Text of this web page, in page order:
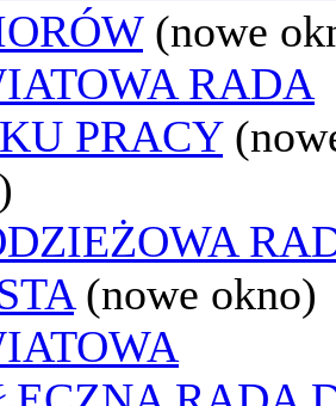
(nowe
RADA
PRACY
(nowe okno)